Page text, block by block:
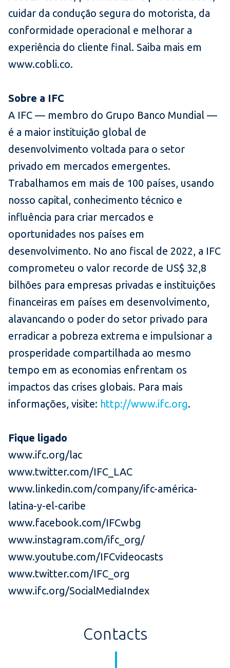
cuidar da condução segura do motorista, da
conformidade operacional e melhorar a
experiência do cliente final. Saiba mais em
www.cobli.co.
Sobre a IFC
A IFC — membro do Grupo Banco Mundial —
é a maior instituição global de
desenvolvimento voltada para o setor
privado em mercados emergentes.
Trabalhamos em mais de 100 países, usando
nosso capital, conhecimento técnico e
influência para criar mercados e
oportunidades nos países em
desenvolvimento. No ano fiscal de 2022, a IFC
comprometeu o valor recorde de US$ 32,8
bilhões para empresas privadas e instituições
financeiras em países em desenvolvimento,
alavancando o poder do setor privado para
erradicar a pobreza extrema e impulsionar a
prosperidade compartilhada ao mesmo
tempo em as economias enfrentam os
impactos das crises globais. Para mais
informações, visite: http://www.ifc.org.
Fique ligado
www.ifc.org/lac
www.twitter.com/IFC_LAC
www.linkedin.com/company/ifc-américa-
latina-y-el-caribe
www.facebook.com/IFCwbg
www.instagram.com/ifc_org/
www.youtube.com/IFCvideocasts
www.twitter.com/IFC_org
www.ifc.org/SocialMediaIndex
Contacts